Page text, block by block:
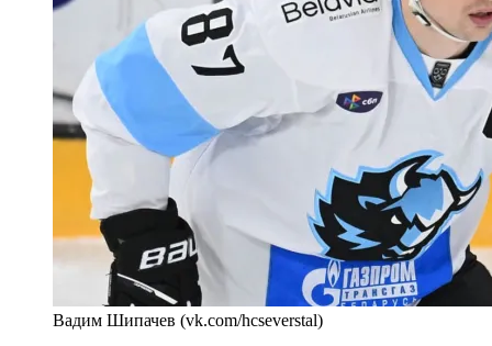
Вадим Шипачев (vk.com/hcseverstal)